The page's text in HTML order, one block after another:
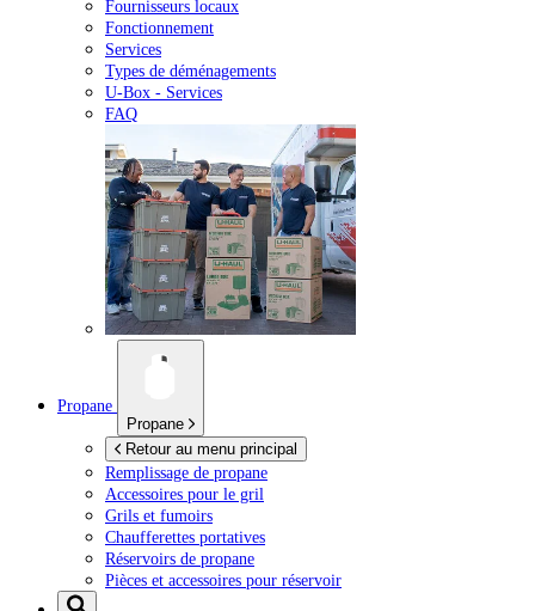
Fournisseurs locaux
Fonctionnement
Services
Types de déménagements
U-Box - Services
FAQ
Propane
Propane
Retour au menu principal
Remplissage de propane
Accessoires pour le gril
Grils et fumoirs
Chaufferettes portatives
Réservoirs de propane
Pièces et accessoires pour réservoir